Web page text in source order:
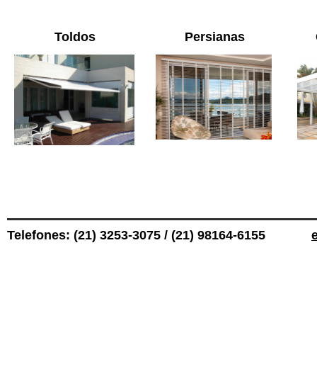
Telefones: (21) 3253-3075 / (21) 98164-6155
Persianas
Toldos